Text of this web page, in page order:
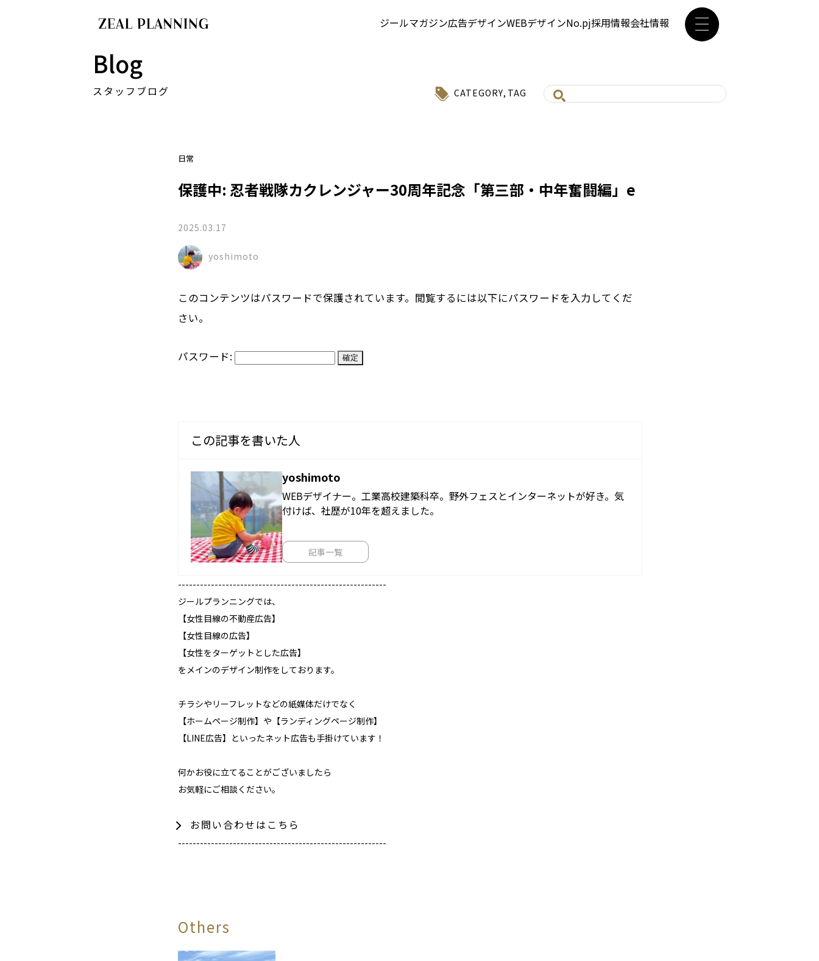
ジールマガジン広告デザインWEBデザインNo.pj採用情報会社情報
Blog
スタッフブログ CATEGORY, TAG
日常
保護中: 忍者戦隊カクレンジャー30周年記念「第三部・中年奮闘編」e
2025.03.17
yoshimoto
このコンテンツはパスワードで保護されています。閲覧するには以下にパスワードを入力してくだ
さい。
パスワード:
この記事を書いた人
yoshimoto
WEBデザイナー。工業高校建築科卒。野外フェスとインターネットが好き。気
付けば、社歴が10年を超えました。
記事一覧
---------------------------------------------------------
ジールプランニングでは、
【女性目線の不動産広告】
【女性目線の広告】
【女性をターゲットとした広告】
をメインのデザイン制作をしております。
チラシやリーフレットなどの紙媒体だけでなく
【ホームページ制作】や【ランディングページ制作】
【LINE広告】といったネット広告も手掛けています！
何かお役に立てることがございましたら
お気軽にご相談ください。
お問い合わせはこちら
---------------------------------------------------------
Others